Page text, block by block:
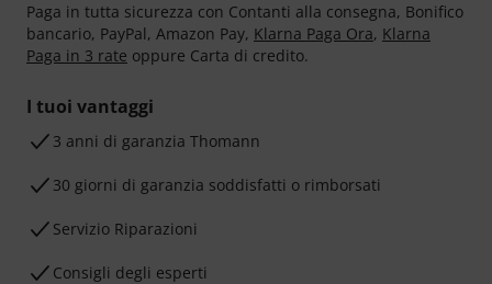
Paga in tutta sicurezza con Contanti alla consegna, Bonifico
bancario, PayPal, Amazon Pay, Klarna Paga Ora, Klarna
Paga in 3 rate oppure Carta di credito.
I tuoi vantaggi
3 anni di garanzia Thomann
30 giorni di garanzia soddisfatti o rimborsati
Servizio Riparazioni
Consigli degli esperti